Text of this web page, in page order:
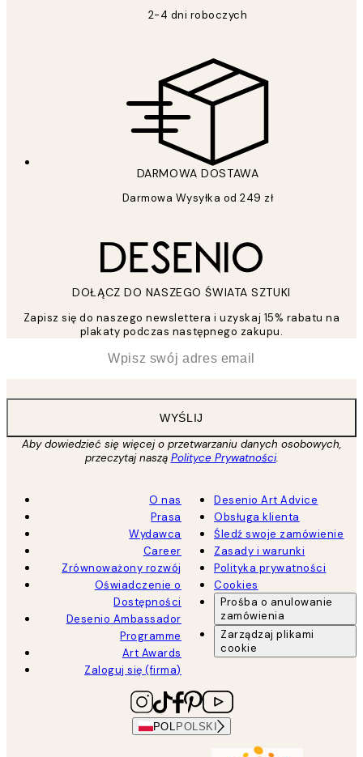
2-4 dni roboczych
DARMOWA DOSTAWA
Darmowa Wysyłka od 249 zł
DOŁĄCZ DO NASZEGO ŚWIATA SZTUKI
Zapisz się do naszego newslettera i uzyskaj 15% rabatu na
plakaty podczas następnego zakupu.
WYŚLIJ
Aby dowiedzieć się więcej o przetwarzaniu danych osobowych,
przeczytaj naszą Polityce Prywatności.
O nas
Prasa
Wydawca
Career
Zrównoważony rozwój
Oświadczenie o
Dostępności
Desenio Ambassador
Programme
Art Awards
Zaloguj się (firma)
Desenio Art Advice
Obsługa klienta
Śledź swoje zamówienie
Zasady i warunki
Polityka prywatności
Cookies
Prośba o anulowanie
zamówienia
Zarządzaj plikami
cookie
POL POLSKI